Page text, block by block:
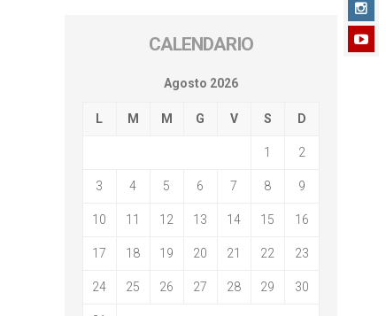
CALENDARIO
Agosto 2026
L M M G V S D
1 2
3 4 5 6 7 8 9
10 11 12 13 14 15 16
17 18 19 20 21 22 23
24 25 26 27 28 29 30